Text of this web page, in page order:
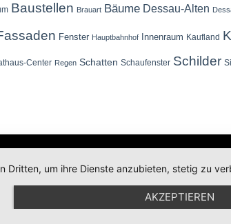
Baustellen Brauart Bäume Dessau-Alten
Fenster Hauptbahnhof Innenraum Kaufland
Center Regen Schatten Schaufenster Schilder
Dritten, um ihre Dienste anzubieten, stetig zu
AKZEPTIEREN